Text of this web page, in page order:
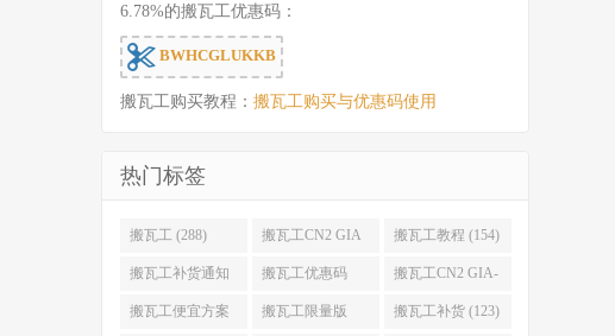
6.78%的搬瓦工优惠码：
BWHCGLUKKB
搬瓦工购买教程： 搬瓦工购买与优惠码使用
热门标签
搬瓦工 (288) 搬瓦工CN2 GIA
(176)
搬瓦工教程 (154)
搬瓦工补货通知
(132)
搬瓦工优惠码
(131)
搬瓦工CN2 GIA-
E (130)
搬瓦工便宜方案 搬瓦工限量版 搬瓦工补货 (123)